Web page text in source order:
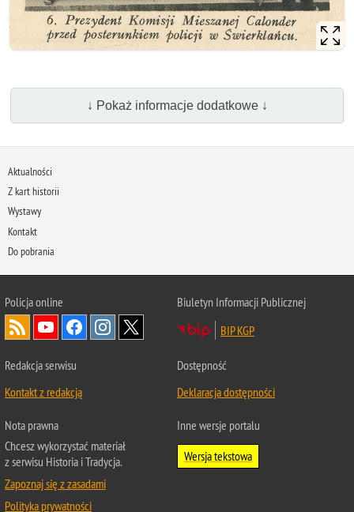
↓ Pokaż informacje dodatkowe ↓
Aktualności
Z kart historii
Wystawy
Kontakt
Do pobrania
Policjaonline
Biuletyn Informacji Publicznej
BIP KGP
Redakcja serwisu
Kontakt z redakcją
Dostępność
Deklaracja dostępności
Nota prawna
Chcesz wykorzystać materiał
z serwisu Historia i Tradycja.
Zapoznaj się z zasadami
Polityka prywatności
Inne wersje portalu
Wersja tekstowa